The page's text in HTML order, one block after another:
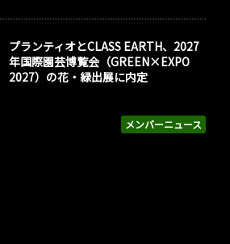
メンバーニュース
プランティオとCLASS EARTH、2027
年国際園芸博覧会（GREEN×EXPO
2027）の花・緑出展に内定